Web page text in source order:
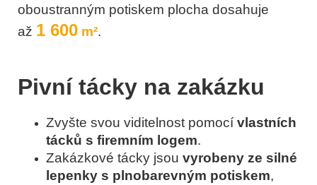
oboustranným potiskem plocha dosahuje
až 1 600 m².
Pivní tácky na zakázku
Zvyšte svou viditelnost pomocí vlastních
tácků s firemním logem.
Zakázkové tácky jsou vyrobeny ze silné
lepenky s plnobarevným potiskem,